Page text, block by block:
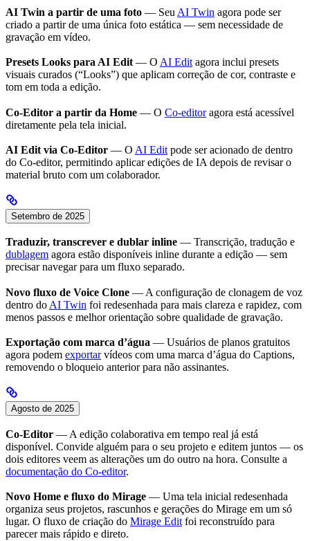
AI Twin a partir de uma foto — Seu AI Twin agora pode ser
criado a partir de uma única foto estática — sem necessidade de
gravação em vídeo.
Presets Looks para AI Edit— O AI Editagora inclui presets
visuais curados (“Looks”) que aplicam correção de cor, contraste e
tom em toda a edição.
Co-Editor a partir da Home — O Co-editoragora está acessível
diretamente pela tela inicial.
AI Edit via Co-Editor — O AI Edit pode ser acionado de dentro
do Co-editor, permitindo aplicar edições de IA depois de revisar o
material bruto com um colaborador.
Setembro de 2025
Traduzir, transcrever e dublar inline — Transcrição, tradução e
dublagem agora estão disponíveis inline durante a edição — sem
precisar navegar para um fluxo separado.
Novo fluxo de Voice Clone — A configuração de clonagem de voz
dentro do AI Twin foi redesenhada para mais clareza e rapidez, com
menos passos e melhor orientação sobre qualidade de gravação.
Exportação com marca d’água — Usuários de planos gratuitos
agora podem exportarvídeos com uma marca d’água do Captions,
removendo o bloqueio anterior para não assinantes.
Agosto de 2025
Co-Editor — A edição colaborativa em tempo real já está
disponível. Convide alguém para o seu projeto e editem juntos — os
dois editores veem as alterações um do outro na hora. Consulte a
documentação do Co-editor.
Novo Home e fluxo do Mirage — Uma tela inicial redesenhada
organiza seus projetos, rascunhos e gerações do Mirage em um só
lugar. O fluxo de criação do Mirage Editfoi reconstruído para
parecer mais rápido e direto.